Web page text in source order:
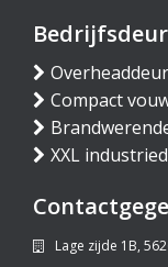
Overheaddeur
Compact
XXL
Lage zijde 1B,